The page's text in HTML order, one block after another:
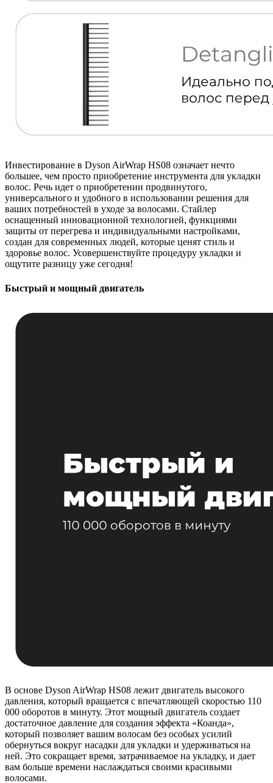
Инвестирование в Dyson AirWrap HS08 означает нечто
большее, чем просто приобретение инструмента для укладки
волос. Речь идет о приобретении продвинутого,
универсального и удобного в использовании решения для
ваших потребностей в уходе за волосами. Стайлер
оснащенный инновационной технологией, функциями
защиты от перегрева и индивидуальными настройками,
создан для современных людей, которые ценят стиль и
здоровье волос. Усовершенствуйте процедуру укладки и
ощутите разницу уже сегодня!
Быстрый и мощный двигатель
В основе Dyson AirWrap HS08 лежит двигатель высокого
давления, который вращается с впечатляющей скоростью 110
000 оборотов в минуту. Этот мощный двигатель создает
достаточное давление для создания эффекта «Коанда»,
который позволяет вашим волосам без особых усилий
обернуться вокруг насадки для укладки и удерживаться на
ней. Это сокращает время, затрачиваемое на укладку, и дает
вам больше времени наслаждаться своими красивыми
волосами.